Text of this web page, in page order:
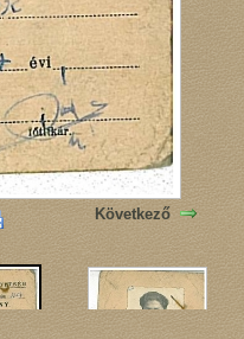
Következő